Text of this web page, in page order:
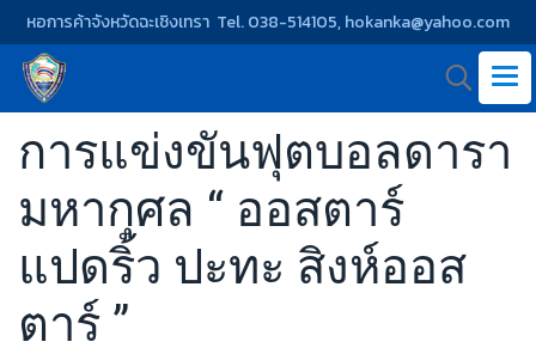
หอการค้าจังหวัดฉะเชิงเทรา Tel. 038-514105, hokanka@yahoo.com
การแข่งขันฟุตบอลดารา
มหากุศล “ ออสตาร์
แปดริ้ว ปะทะ สิงห์ออส
ตาร์ ”